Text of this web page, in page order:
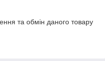
та обмін даного товару